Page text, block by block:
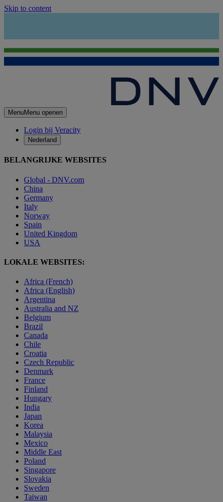
Skip to content
MenuMenu openen
Login bij Veracity
Nederland
BELANGRIJKE WEBSITES
Global - DNV.com
China
Germany
Italy
Norway
Spain
United Kingdom
USA
LOKALE WEBSITES:
Africa (French)
Africa (English)
Argentina
Australia and NZ
Belgium
Brazil
Canada
Chile
Croatia
Czech Republic
Denmark
France
Finland
Hungary
India
Japan
Korea
Malaysia
Mexico
Middle East
Poland
Singapore
Slovakia
Sweden
Taiwan